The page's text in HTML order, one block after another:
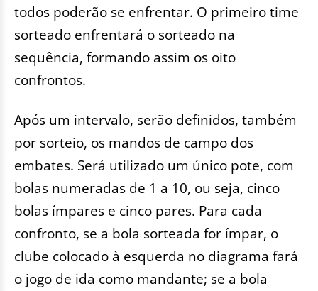
todos poderão se enfrentar. O primeiro time
sorteado enfrentará o sorteado na
sequência, formando assim os oito
confrontos.
Após um intervalo, serão definidos, também
por sorteio, os mandos de campo dos
embates. Será utilizado um único pote, com
bolas numeradas de 1 a 10, ou seja, cinco
bolas ímpares e cinco pares. Para cada
confronto, se a bola sorteada for ímpar, o
clube colocado à esquerda no diagrama fará
o jogo de ida como mandante; se a bola